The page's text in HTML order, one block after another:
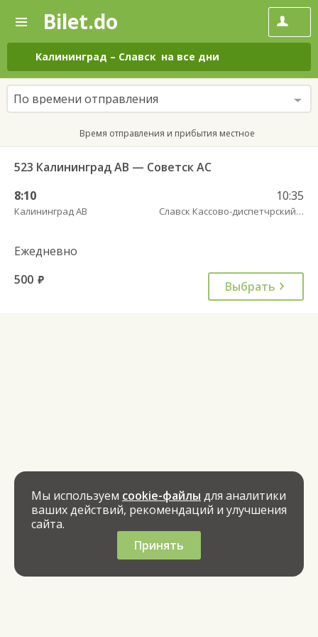
—
Поиск
и
покупка
билетов
на
автобус
онлайн
Bilet.do
Калининград – Славск на все дни
По времени отправления
Время отправления и прибытия местное
523 Калининград АВ — Советск АС
8:10
Калининград АВ
10:35
Славск Кассово-диспетчрский пункт
Ежедневно
500 руб. Выбрать
Мы используем cookie-файлы для аналитики
ваших действий, рекомендаций и улучшения
сайта.
Принять